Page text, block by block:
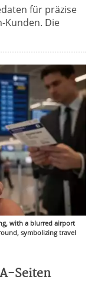
für präzise
Kunden. Die
with a blurred airport
symbolizing travel
Seiten